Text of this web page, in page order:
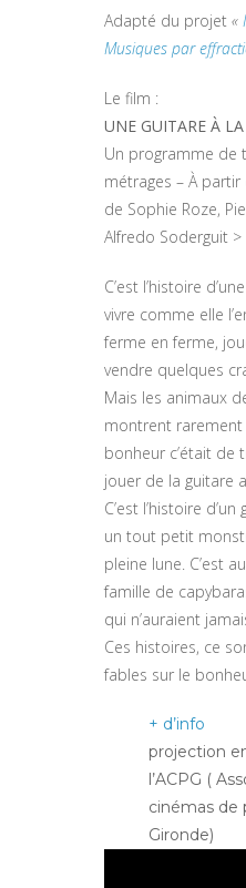
Adapté du projet «
Musiques par
Le film :
UNE GUITARE À
Un programme de
métrages – À partir
de Sophie Roze,
Alfredo Soderguit
C’est l’histoire
vivre comme elle
ferme en ferme,
vendre quelques
Mais les animaux
montrent rarement
bonheur c’était de
jouer de la guitare
C’est l’histoire
un tout petit
pleine lune. C’est
famille de
qui n’auraient
Ces histoires, ce
fables sur le
+ d’info
projection
l’ACPG (
cinémas de
Gironde)